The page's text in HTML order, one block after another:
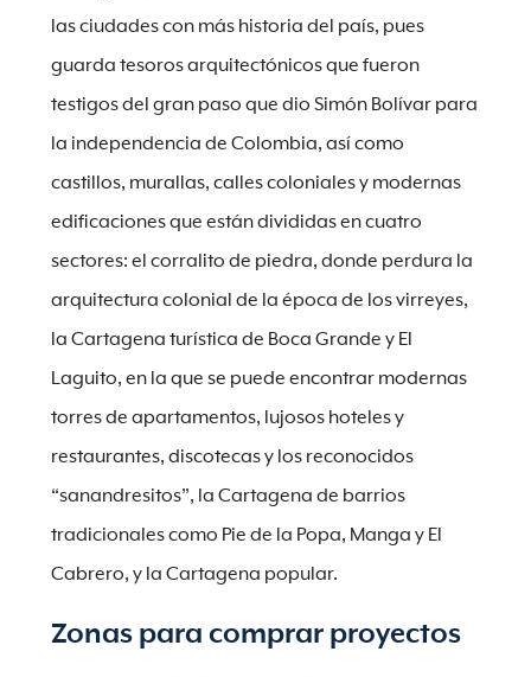
las ciudades con más historia del país, pues
guarda tesoros arquitectónicos que fueron
testigos del gran paso que dio Simón Bolívar para
la independencia de Colombia, así como
castillos, murallas, calles coloniales y modernas
edificaciones que están divididas en cuatro
sectores: el corralito de piedra, donde perdura la
arquitectura colonial de la época de los virreyes,
la Cartagena turística de Boca Grande y El
Laguito, en la que se puede encontrar modernas
torres de apartamentos, lujosos hoteles y
restaurantes, discotecas y los reconocidos
“sanandresitos”, la Cartagena de barrios
tradicionales como Pie de la Popa, Manga y El
Cabrero, y la Cartagena popular.
Zonas para comprar proyectos